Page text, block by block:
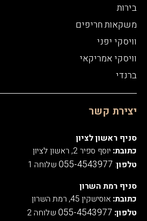
בירות
משקאות חריפים
וויסקי יפני
וויסקי אמריקאי
ברנדי
יצירת קשר
סניף ראשון לציון
כתובת: יוסף ספיר 2, ראשון לציון
טלפון:
055-4543977 שלוחה 1
סניף רמת השרון
כתובת: אוסישקין 45, רמת השרון
טלפון: 055-4543977 שלוחה 2